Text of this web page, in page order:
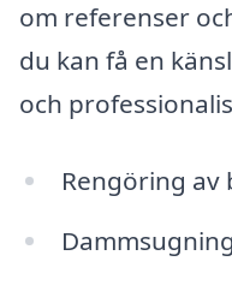
om referenser
du kan få en
och
Rengöring av